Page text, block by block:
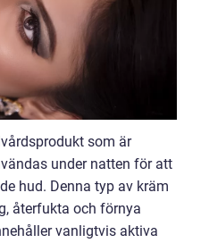
som är
under natten för att
hud. Denna typ av kräm
återfukta och förnya
vanligtvis aktiva